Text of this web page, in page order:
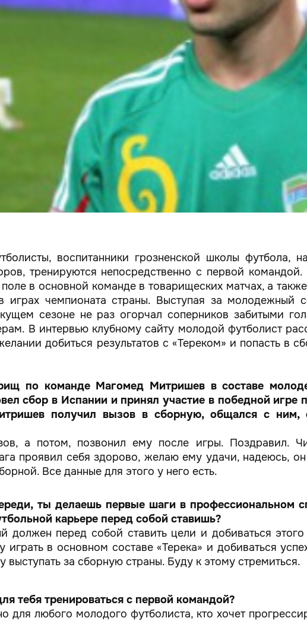
воспитанники грозненской школы футбола,
тренируются непосредственно с первой командой.
в основной команде в товарищеских матчах, а
играх чемпионата страны. Выступая за молодежный
сезоне не раз огорчал соперников забитыми
В интервью клубному сайту молодой футболист
добиться результатов с «Тереком» и попасть в
по команде Магомед Митришев в составе
сбор в Испании и принял участие в победной игре
получил вызов в сборную, общался с ним,
а потом, позвонил ему после игры. Поздравил.
проявил себя здорово, желаю ему удачи, надеюсь, он
Все данные для этого у него есть.
ты делаешь первые шаги в профессиональном
карьере перед собой ставишь?
должен перед собой ставить цели и добиваться этого
играть в основном составе «Терека» и добиваться
выступать за сборную страны. Буду к этому стремиться.
тебя тренироваться с первой командой?
для любого молодого футболиста, кто хочет